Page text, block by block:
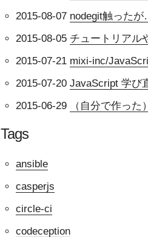
2015-08-07 nodegit触った
2015-08-05 チュートリアル
2015-07-21 mixi-inc/
2015-07-20JavaScript 学び
2015-06-29
（自分で作った
Tags
ansible
casperjs
circle-ci
codeception